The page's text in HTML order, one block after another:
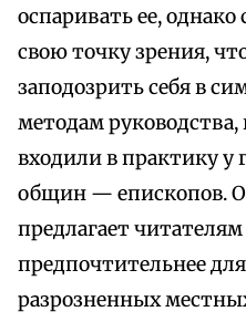
оспаривать ее, однако
свою точку зрения,
заподозрить себя в
методам
входили в практику у
общин — епископов.
предлагает
предпочтительнее
разрозненных